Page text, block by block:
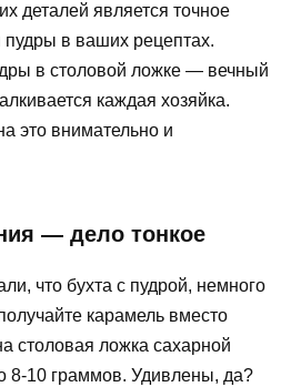
деталей является точное
пудры в ваших рецептах.
в столовой ложке — вечный
каждая хозяйка.
это внимательно и
— дело тонкое
что бухта с пудрой, немного
карамель вместо
столовая ложка сахарной
8-10 граммов. Удивлены, да?